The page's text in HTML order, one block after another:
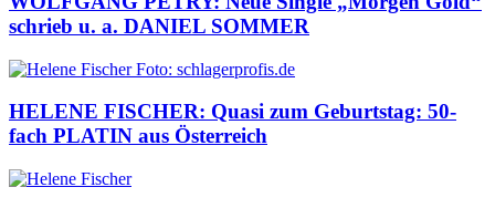
schrieb u. a. DANIEL SOMMER
HELENE FISCHER: Quasi zum Geburtstag: 50-
fach PLATIN aus Österreich